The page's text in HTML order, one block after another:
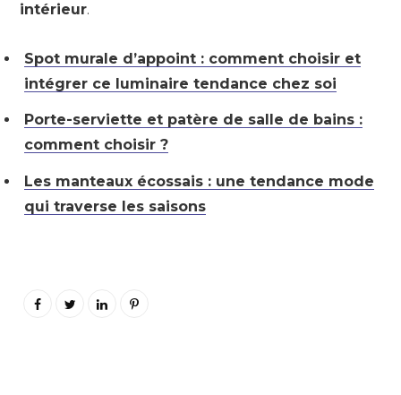
intérieur.
Spot murale d’appoint : comment choisir et
intégrer ce luminaire tendance chez soi
Porte-serviette et patère de salle de bains :
comment choisir ?
Les manteaux écossais : une tendance mode
qui traverse les saisons